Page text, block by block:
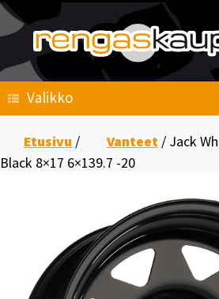
Skip
content
Valikko
Etusivu / Vanteet / Jack
Black 8×17 6×139.7 -20